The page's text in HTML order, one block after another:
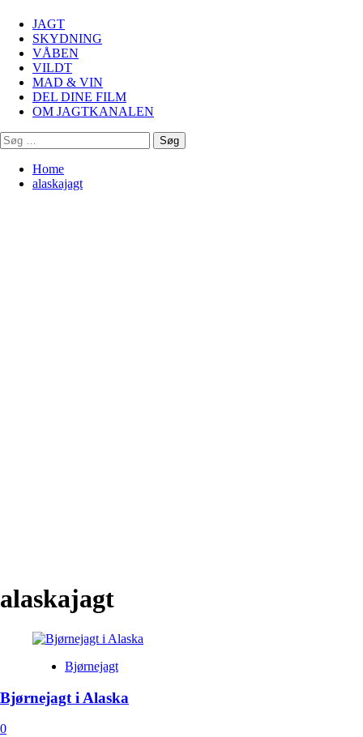
JAGT
SKYDNING
VÅBEN
VILDT
MAD & VIN
DEL DINE FILM
OM JAGTKANALEN
Søg
efter:
Home
alaskajagt
alaskajagt
Bjørnejagt
Bjørnejagt i Alaska
0